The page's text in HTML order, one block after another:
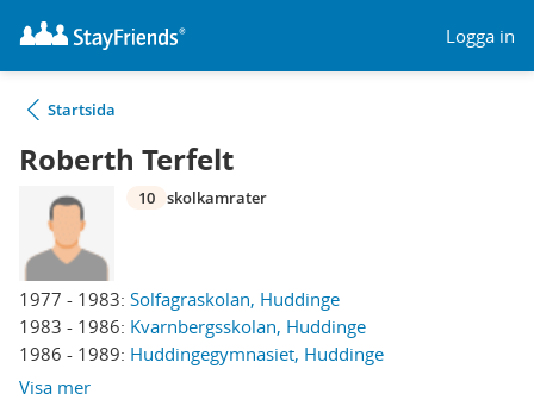
Logga in
Startsida
Roberth Terfelt
1977 - 1983: Solfagraskolan, Huddinge
1983 - 1986: Kvarnbergsskolan, Huddinge
1986 - 1989: Huddingegymnasiet, Huddinge
Visa mer
10 skolkamrater